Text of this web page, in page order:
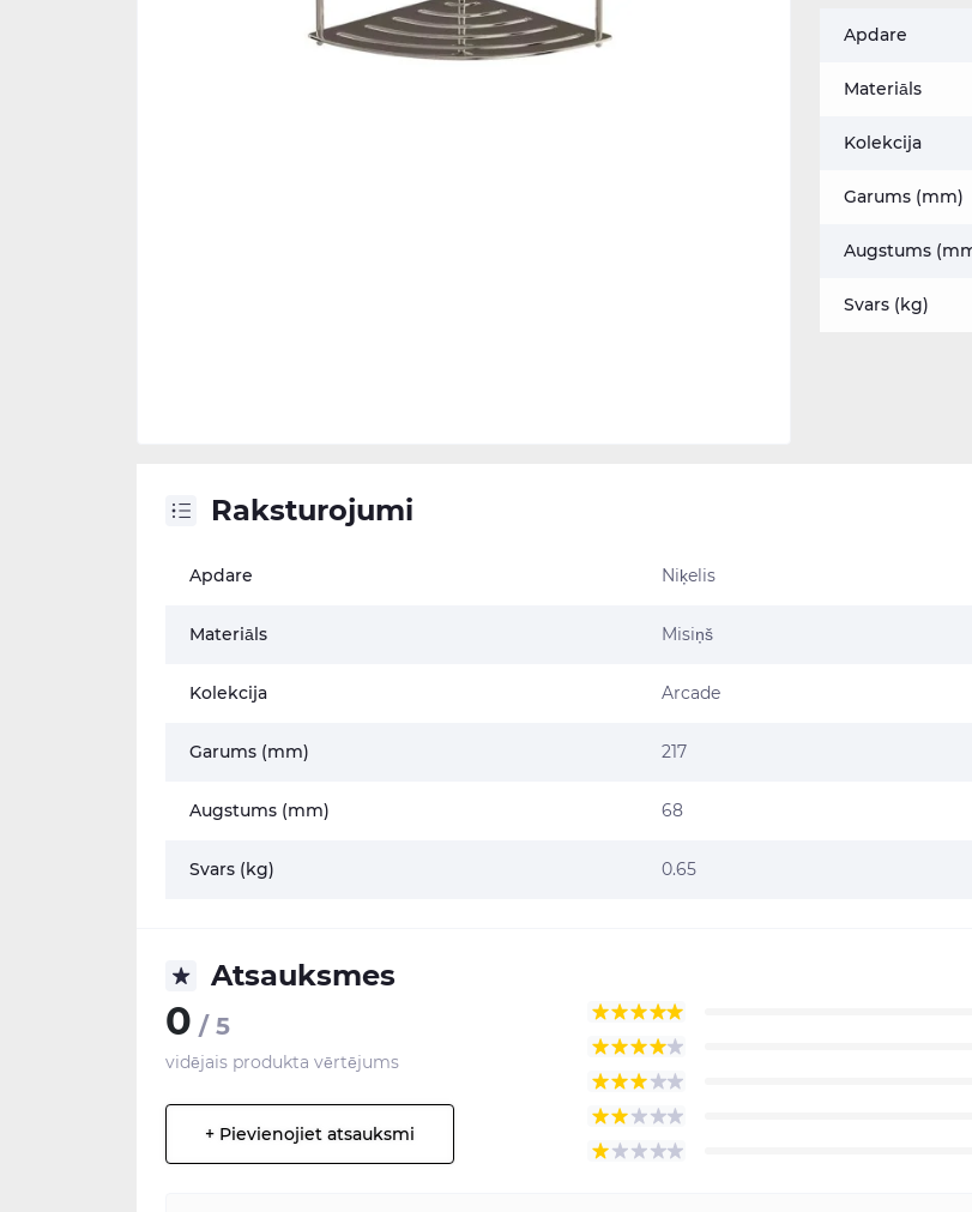
Apdare
Materiāls
Kolekcija
Garums (mm)
Augstums
Svars (kg)
Raksturojumi
Apdare Niķelis
Materiāls Misiņš
Kolekcija Arcade
Garums (mm) 217
Augstums (mm) 68
Svars (kg) 0.65
Atsauksmes
0 / 5
vidējais produkta vērtējums
+ Pievienojiet atsauksmi